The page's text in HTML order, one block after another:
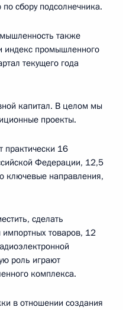
сбору подсолнечника.
также
индекс промышленного
текущего года
капитал. В целом мы
проекты.
практически 16
Федерации, 12,5
ключевые направления,
сделать
товаров, 12
роль играют
комплекса.
в отношении создания